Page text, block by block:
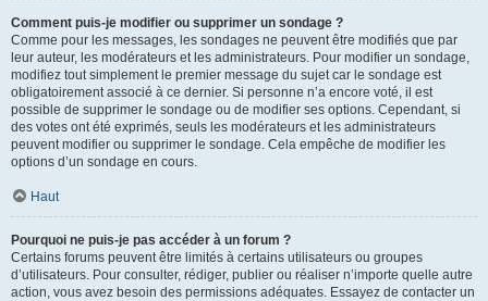
Comment puis-je modifier ou supprimer un sondage ?
Comme pour les messages, les sondages ne peuvent être modifiés que par
leur auteur, les modérateurs et les administrateurs. Pour modifier un sondage,
modifiez tout simplement le premier message du sujet car le sondage est
obligatoirement associé à ce dernier. Si personne n’a encore voté, il est
possible de supprimer le sondage ou de modifier ses options. Cependant, si
des votes ont été exprimés, seuls les modérateurs et les administrateurs
peuvent modifier ou supprimer le sondage. Cela empêche de modifier les
options d’un sondage en cours.
Haut
Pourquoi ne puis-je pas accéder à un forum ?
Certains forums peuvent être limités à certains utilisateurs ou groupes
d’utilisateurs. Pour consulter, rédiger, publier ou réaliser n’importe quelle autre
action, vous avez besoin des permissions adéquates. Essayez de contacter un